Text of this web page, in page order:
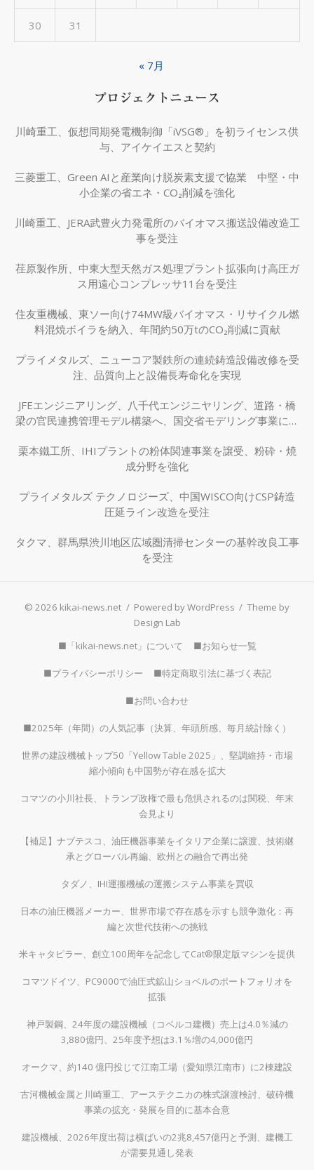
30 31
« 7月
プロジェクトニュース
川崎重工、仮想同期発電機制御「iVSG®」を初ライセンス供
与、アイケイエスと契約
三菱重工、Green AIと産業向け脱炭素支援で協業 中堅・中
小企業の省エネ・CO₂削減を強化
川崎重工、JERA武豊火力発電所のバイオマス搬送設備改造工
事を受注
荏原製作所、中東大型天然ガス処理プラント拡張向け高圧ガ
ス用遠心コンプレッサ11台を受注
住友重機械、東ソー向け74MW級バイオマス・リサイクル燃
料混焼ボイラを納入、年間約50万tのCO₂削減に貢献
プライメタルズ、ニューコア製鉄所の連続鋳造設備改修を受
注、品質向上と設備長寿命化を実現
JFEエンジニアリング、八千代エンジニヤリング、道路・橋
梁の官民連携管理モデル構築へ、国交省モデリング事業に採
栗本鐵工所、IHIプラントの粉体関連事業を譲受、粉砕・焼
成分野を強化
プライメタルズ テクノロジーズ、中国WISCO向けCSP鋳造
圧延ライン改造を受注
タクマ、群馬県渋川地区広域圏清掃センターの基幹改良工事
を受注
© 2026 kikai-news.net / Powered by WordPress / Theme by
Design Lab
■「kikai-news.net」について
■お知らせ一覧
■プライバシーポリシー ■特定商取引法に基づく表記
■お問い合わせ
■2025年（年間）の人気記事（決算、年頭所感、毎月統計除く）
世界の建設機械トップ50「Yellow Table 2025」、堅調維持・市場
縮小傾向も中国勢が存在感を拡大
コマツの小川社長、トランプ政権で最も危惧されるのは関税、年末
会見より
【補足】ナブテスコ、油圧機器事業をイタリア企業に譲渡、技術継
承とグローバル再編、欧州との融合で再出発
タダノ、IHI運搬機械の運搬システム事業を買収
日本の油圧機器メーカー、世界市場で存在感を示すも競争激化：再
編と次世代技術への挑戦
米キャタピラー、創立100周年を記念してCat®限定版マシンを提供
コマツドイツ、PC9000で油圧式鉱山ショベルのポートフォリオを
拡張
神戸製鋼、24年度の建設機械（コベルコ建機）売上は4.0％減の
3,880億円、25年度予想は3.1％増の4,000億円
オークマ、約140 億円投じて江南工場（愛知県江南市）に2棟建設
古河機械金属と川崎重工、アーステクニカの株式譲渡検討、破砕機
事業の拡充・発展を目的に基本合意
建設機械、2026年度出荷は横ばいの2兆8,457億円と予測、建機工
が需要見通し発表